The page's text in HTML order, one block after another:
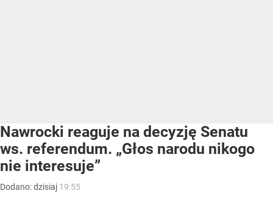
Nawrocki reaguje na decyzję Senatu
ws. referendum. „Głos narodu nikogo
nie interesuje”
Dodano:dzisiaj 19:55